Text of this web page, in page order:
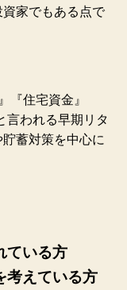
家でもある点で
『住宅資金』
言われる早期リタ
蓄対策を中心に
ている方
考えている方